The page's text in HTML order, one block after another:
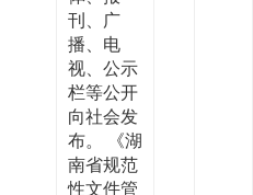
刊、广
播、电
视、公示
栏等公开
向社会发
布。 《湖
南省规范
性文件管